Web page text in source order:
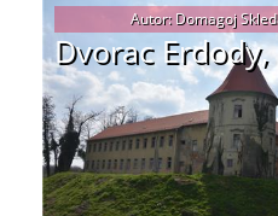
Dvorac
Autor: Domagoj